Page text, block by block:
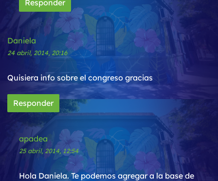
Responder
Daniela
24 abril, 2014, 20:16
Quisiera info sobre el congreso gracias
Responder
apadea
25 abril, 2014, 12:54
Hola Daniela. Te podemos agregar a la base de